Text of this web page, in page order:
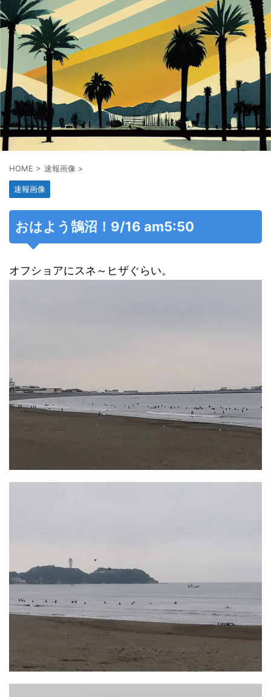
HOME > 速報画像 >
速報画像
おはよう鵠沼！9/16 am5:50
オフショアにスネ～ヒザぐらい。